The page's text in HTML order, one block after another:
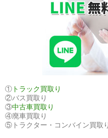
① トラック買取り
②バス買取り
③中古車買取り
④廃車買取り
⑤トラクター・コンバイン買取